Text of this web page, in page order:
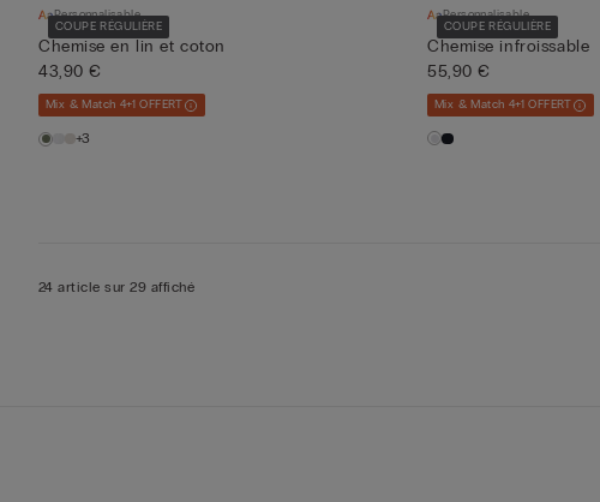
COUPE RÉGULIÈRE
Personnalisable
Chemise en lin et coton
43,90 €
Mix & Match 4+1 OFFERT
+3
COUPE RÉGULIÈRE
Personnalisable
Chemise infroissable
55,90 €
Mix & Match 4+1 OFFERT
24 article sur 29 affiché